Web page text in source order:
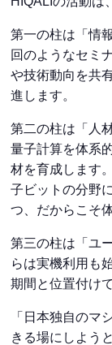
第一の柱は「情
回のようなセミ
や技術動向を共
進します。
第二の柱は「人
量子計算を体系
材を育成します
子ビットの分野
つ、だからこそ
第三の柱は「ユ
らは実機利用も
期間と位置付け
「日本独自のマ
きる場にしよう